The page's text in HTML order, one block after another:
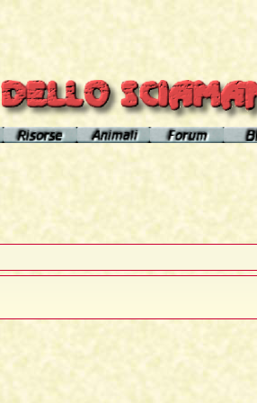
Aiutanti
delle 24 Stelle
Contatto
Curanderos qualificati
Pagamenti
Introduzione
I poteri degli animali
Anaconda
Aquila